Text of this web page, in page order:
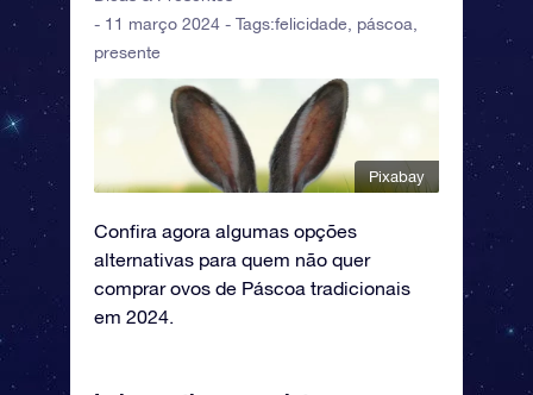
- 11 março 2024 - Tags:felicidade páscoa
presente
Pixabay
Confira agora algumas opções
alternativas para quem não quer
comprar ovos de Páscoa tradicionais
em 2024.